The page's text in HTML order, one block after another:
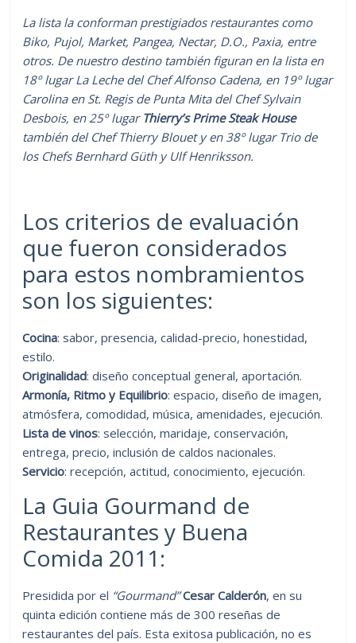
La lista la conforman prestigiados restaurantes como
Biko, Pujol, Market, Pangea, Nectar, D.O., Paxia, entre
otros. De nuestro destino también figuran en la lista en
18º lugar La Leche del Chef Alfonso Cadena, en 19º lugar
Carolina en St. Regis de Punta Mita del Chef Sylvain
Desbois, en 25º lugar Thierry’s Prime Steak House
también del Chef Thierry Blouet y en 38º lugar Trio de
los Chefs Bernhard Güth y Ulf Henriksson.
Los criterios de evaluación
que fueron considerados
para estos nombramientos
son los siguientes:
Cocina: sabor, presencia, calidad-precio, honestidad,
estilo.
Originalidad: diseño conceptual general, aportación.
Armonía, Ritmo y Equilibrio: espacio, diseño de imagen,
atmósfera, comodidad, música, amenidades, ejecución.
Lista de vinos: selección, maridaje, conservación,
entrega, precio, inclusión de caldos nacionales.
Servicio: recepción, actitud, conocimiento, ejecución.
La Guia Gourmand de
Restaurantes y Buena
Comida 2011:
Presidida por el “Gourmand”Cesar Calderón, en su
quinta edición contiene más de 300 reseñas de
restaurantes del país. Esta exitosa publicación, no es